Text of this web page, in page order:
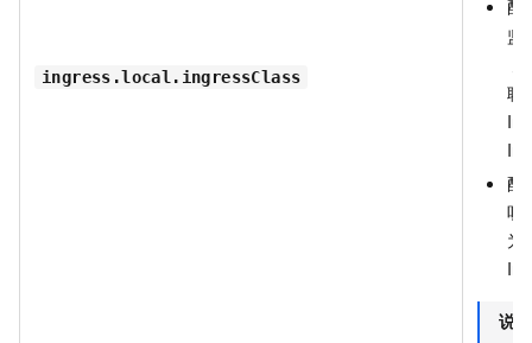
ingress.local.ingressClass
配
监
联
配
听
为
说明